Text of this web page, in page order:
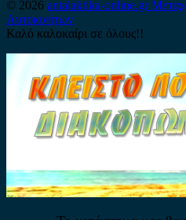
© 2026 antalaktika-online.gr
Αυτοκινήτων
Καλό καλοκαίρι σε όλους!!